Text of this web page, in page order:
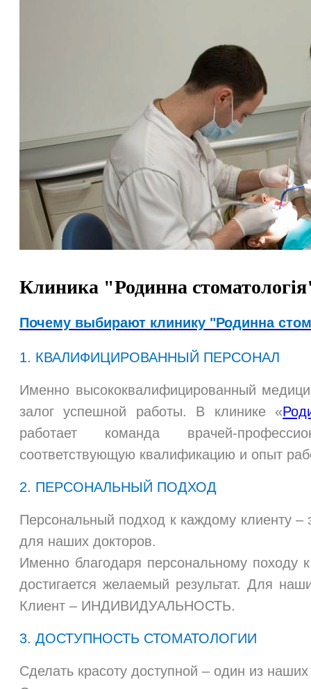
Клиника "Родинна
Почему выбирают клинику "Родинна
1. КВАЛИФИЦИРОВАННЫЙ ПЕРСОНАЛ
Именно высококвалифицированный
залог успешной работы. В клинике «
работает команда врачей-
соответствующую квалификацию и опыт
2. ПЕРСОНАЛЬНЫЙ ПОДХОД
Персональный подход к каждому клиенту –
для наших докторов.
Именно благодаря персональному походу
достигается желаемый результат. Для
Клиент – ИНДИВИДУАЛЬНОСТЬ.
3. ДОСТУПНОСТЬ СТОМАТОЛОГИИ
Сделать красоту доступной – один из